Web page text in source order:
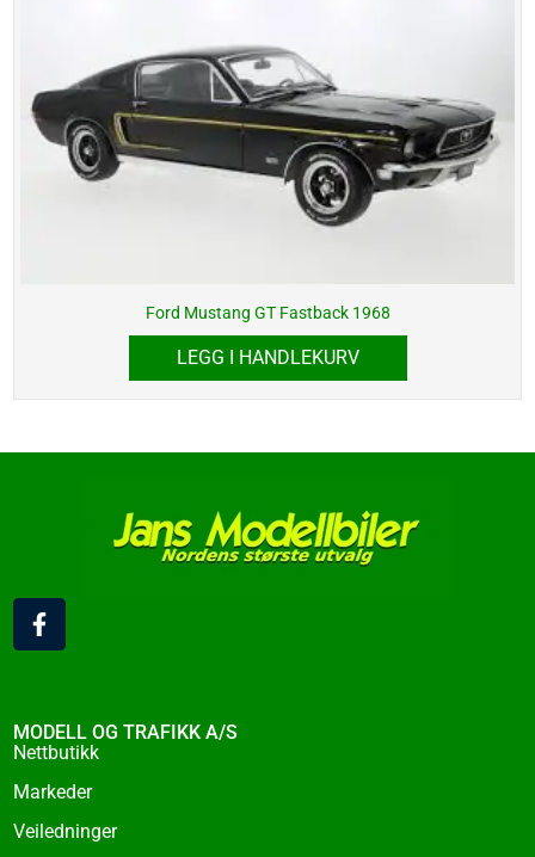
Ford Mustang GT Fastback 1968
LEGG I HANDLEKURV
F
a
c
o
o
-
f
MODELL OG TRAFIKK A/S
Nettbutikk
Markeder
Veiledninger